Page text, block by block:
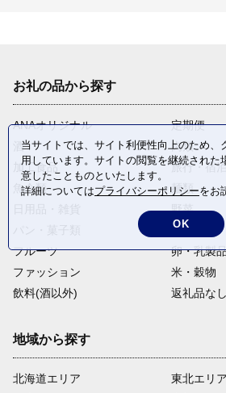
お礼の品から探す
ANAオリジナル
定期便
酒
肉類
加工食品
旅行・宿
魚介類
麺類
野菜
電化製品
フルーツ
卵・乳製
ファッション
米・穀物
飲料(酒以外)
返礼品なし
地域から探す
北海道エリア
東北エリア
当サイトでは、サイト利便性向上のため、
用しています。サイトの閲覧を継続された
意したことものといたします。
詳細についてはプライバシーポリシーをお
OK